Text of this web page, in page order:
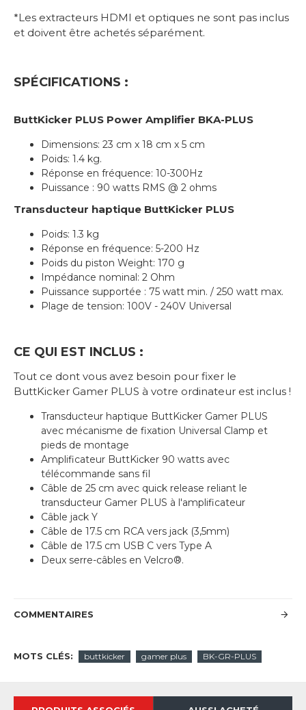
*Les extracteurs HDMI et optiques ne sont pas inclus
et doivent être achetés séparément.
SPÉCIFICATIONS :
ButtKicker PLUS Power Amplifier BKA-PLUS
Dimensions: 23 cm x 18 cm x 5 cm
Poids: 1.4 kg.
Réponse en fréquence: 10-300Hz
Puissance : 90 watts RMS @ 2 ohms
Transducteur haptique ButtKicker PLUS
Poids: 1.3 kg
Réponse en fréquence: 5-200 Hz
Poids du piston Weight: 170 g
Impédance nominal: 2 Ohm
Puissance supportée : 75 watt min. / 250 watt max.
Plage de tension: 100V - 240V Universal
CE QUI EST INCLUS :
Tout ce dont vous avez besoin pour fixer le
ButtKicker Gamer PLUS à votre ordinateur est inclus !
Transducteur haptique ButtKicker Gamer PLUS
avec mécanisme de fixation Universal Clamp et
pieds de montage
Amplificateur ButtKicker 90 watts avec
télécommande sans fil
Câble de 25 cm avec quick release reliant le
transducteur Gamer PLUS à l'amplificateur
Câble jack Y
Câble de 17.5 cm RCA vers jack (3,5mm)
Câble de 17.5 cm USB C vers Type A
Deux serre-câbles en Velcro®.
COMMENTAIRES
MOTS CLÉS: buttkicker gamer plus BK-GR-PLUS